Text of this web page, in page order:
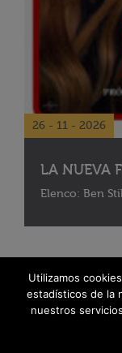
26 - 11 - 2026
LA NUEVA
Elenco: Ben
Utilizamos
estadísticos de la
nuestros